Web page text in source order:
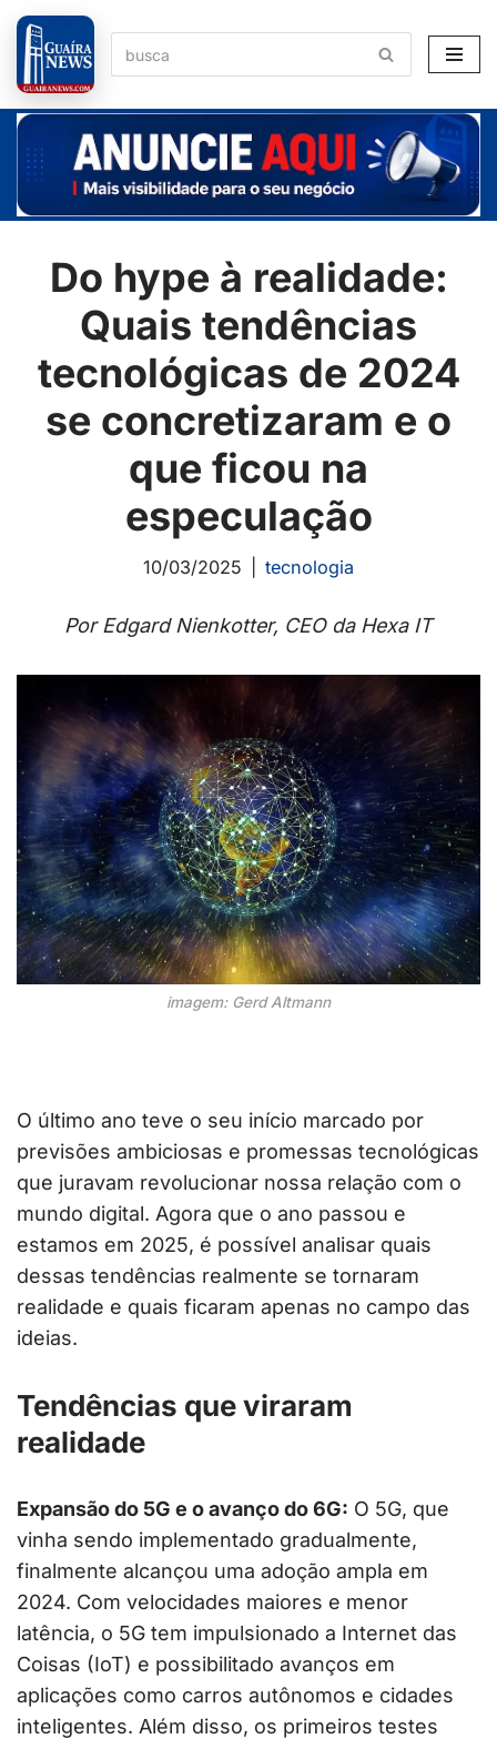
Pular
para
o
conteúdo
Do hype à realidade:
Quais tendências
tecnológicas de 2024
se concretizaram e o
que ficou na
especulação
10/03/2025 tecnologia
Por Edgard Nienkotter, CEO da Hexa IT
imagem: Gerd Altmann
O último ano teve o seu início marcado por
previsões ambiciosas e promessas tecnológicas
que juravam revolucionar nossa relação com o
mundo digital. Agora que o ano passou e
estamos em 2025, é possível analisar quais
dessas tendências realmente se tornaram
realidade e quais ficaram apenas no campo das
ideias.
Tendências que viraram
realidade
Expansão do 5G e o avanço do 6G: O 5G, que
vinha sendo implementado gradualmente,
finalmente alcançou uma adoção ampla em
2024. Com velocidades maiores e menor
latência, o 5G tem impulsionado a Internet das
Coisas (IoT) e possibilitado avanços em
aplicações como carros autônomos e cidades
inteligentes. Além disso, os primeiros testes